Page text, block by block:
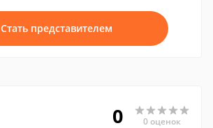
Стать представителем
0 0 оценок